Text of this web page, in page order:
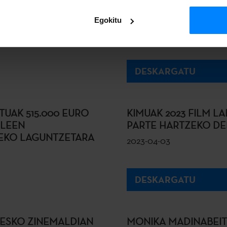
Egokitu
KOMISARIOEN
ESKUTIK
ETXEPARE EUSKAL
YORK KLUSTERREKO
DESKARGATU
515.000 EURO
LAGUNTZETARA
KIMUAK 2023 FILM
PARTE HARTZEKO
2023-04-03
DESKARGATU
ZINEMALDIAN
MONIKA